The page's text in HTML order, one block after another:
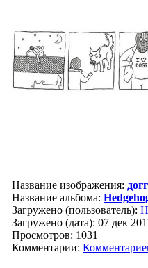
Название изображения:
Название альбома:
Загружено (пользователь):
Загружено (дата): 07 дек
Просмотров: 1031
Комментарии: